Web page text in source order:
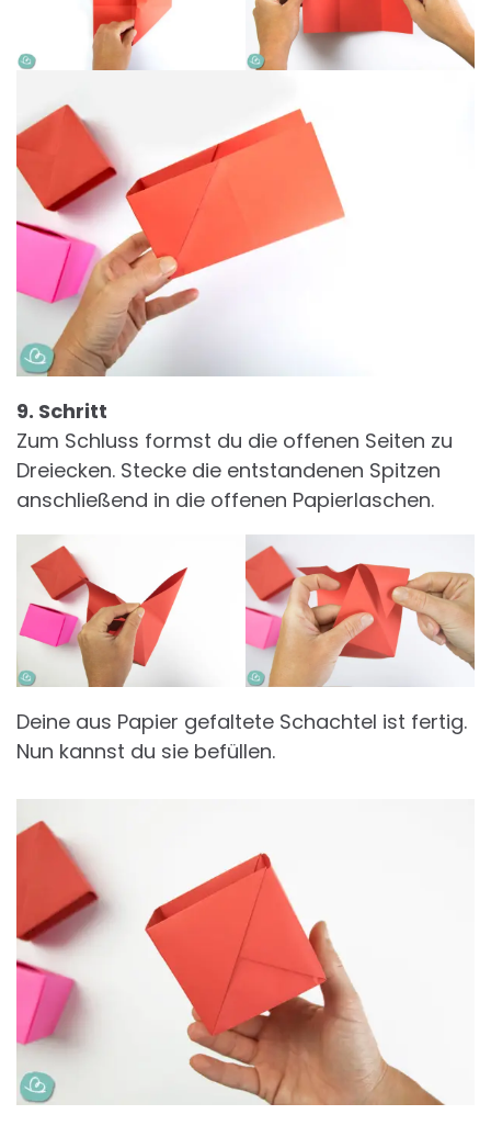
9. Schritt
Zum Schluss formst du die offenen Seiten zu
Dreiecken. Stecke die entstandenen Spitzen
anschließend in die offenen Papierlaschen.
Deine aus Papier gefaltete Schachtel ist fertig.
Nun kannst du sie befüllen.